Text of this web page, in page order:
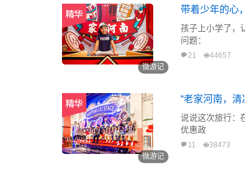
微游记
带着少年的心
孩子上小学了，
问题：
21 44657
微游记
“老家河南，
说说这次旅行：
优惠政
11 38473